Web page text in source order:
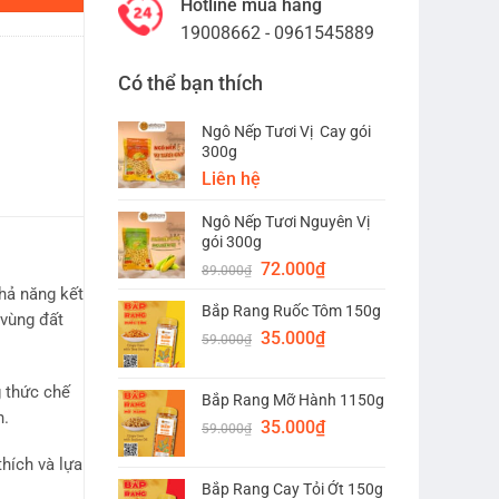
Hotline mua hàng
19008662 - 0961545889
Có thể bạn thích
Ngô Nếp Tươi Vị Cay gói
300g
Liên hệ
Ngô Nếp Tươi Nguyên Vị
gói 300g
89.000₫ Giá
là:
89.000₫.
72.000₫Giá
tại
là:
Bắp Rang Ruốc Tôm 150g
59.000₫ Giá
59.000₫.
35.000₫Giá
là:
35.000₫.
Bắp Rang Mỡ Hành 1150g
59.000₫ Giá
35.000₫Giá
Bắp Rang Cay Tỏi Ớt 150g
năng kết
đất
thức chế
và lựa